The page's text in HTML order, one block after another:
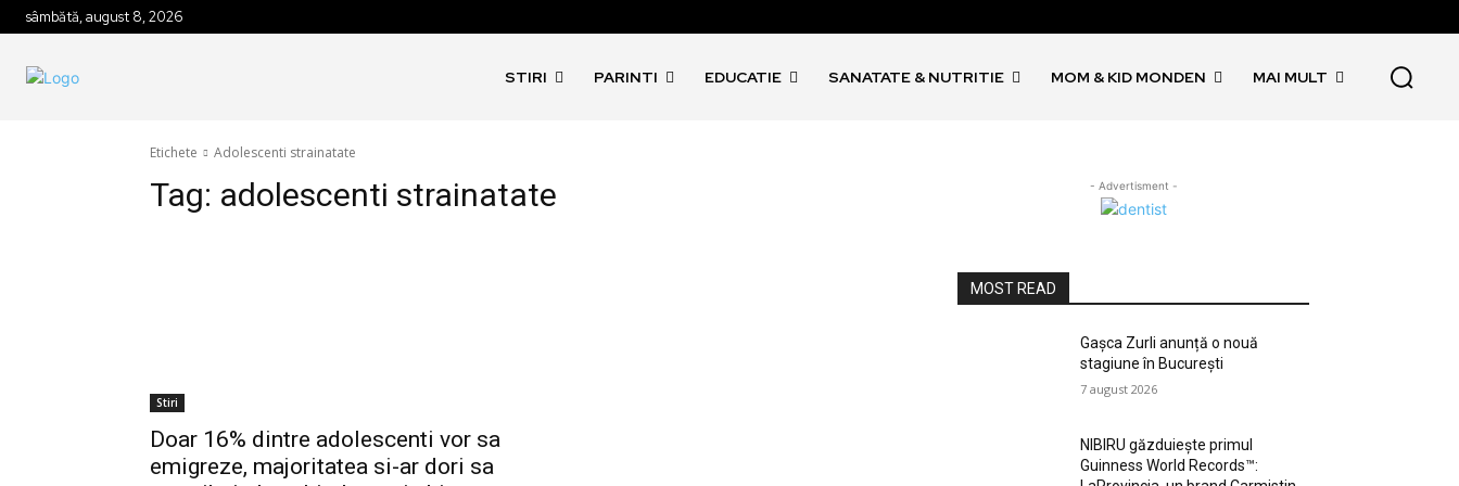
sâmbătă, august 8, 2026
STIRI PARINTI EDUCATIE SANATATE & NUTRITIE MOM & KID MONDEN MAI MULT
Etichete Adolescenti strainatate
Tag: adolescenti strainatate
Stiri
Doar 16% dintre adolescenti vor sa
emigreze, majoritatea si-ar dori sa
- Advertisment -
MOST READ
Gașca Zurli anunță o nouă
stagiune în București
7 august 2026
NIBIRU găzduiește primul
Guinness World Records™️: